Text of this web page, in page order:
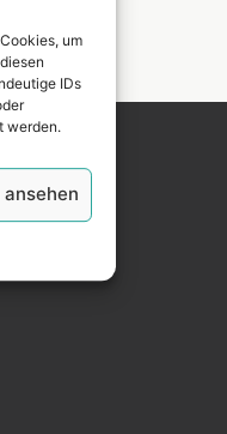
um
IDs
werden.